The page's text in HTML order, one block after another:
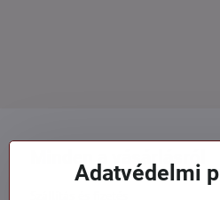
Adatvédelmi